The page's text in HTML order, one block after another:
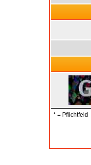
* = Pflichtfeld